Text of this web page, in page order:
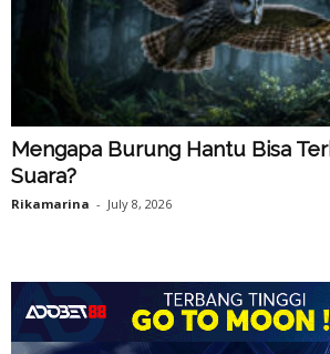
Mengapa Burung Hantu Bisa
Suara?
Rikamarina - July 8, 2026